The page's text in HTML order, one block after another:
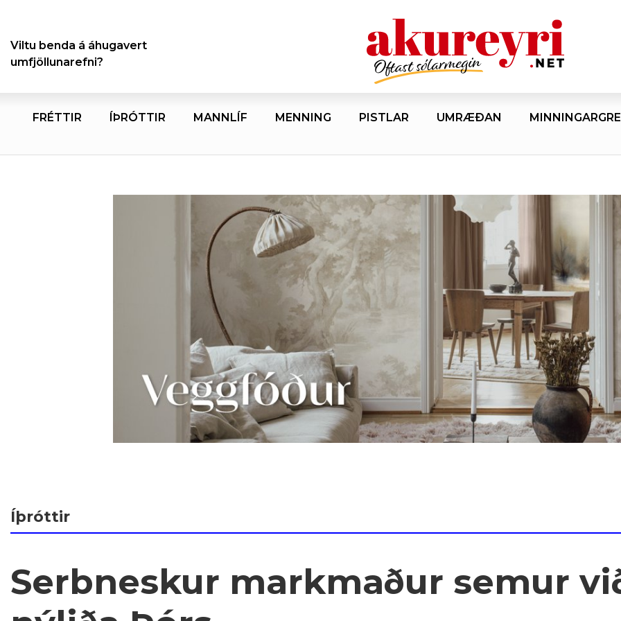
Viltu benda á áhugavert
umfjöllunarefni?
FRÉTTIR ÍÞRÓTTIR MANNLÍF MENNING PISTLAR UMRÆÐAN
Íþróttir
Serbneskur markmaður semur